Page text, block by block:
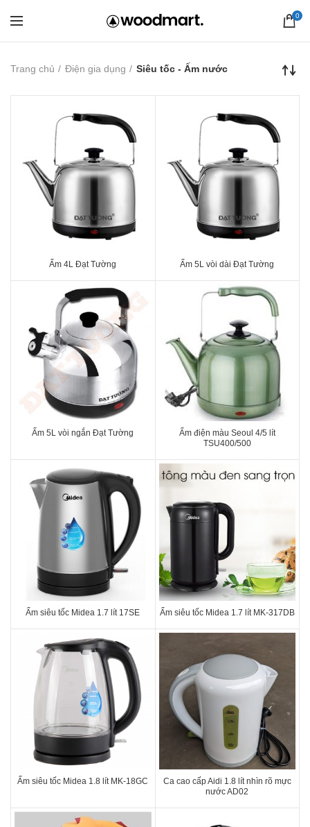
0
Trang chủ Điện gia dụng Siêu tốc - Ấm nước
Ấm 4L Đạt Tường Ấm 5L vòi dài Đạt Tường
Ấm 5L vòi ngắn Đạt Tường
Ấm điện màu Seoul 4/5 lít
TSU400/500
Ấm siêu tốc Midea 1.7 lít 17SE Ấm siêu tốc Midea 1.7 lít MK-317DB
Ấm siêu tốc Midea 1.8 lít MK-18GC
Ca cao cấp Aidi 1.8 lít nhìn rõ mực
nước AD02